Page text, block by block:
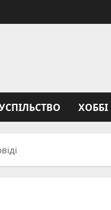
ХОББІ